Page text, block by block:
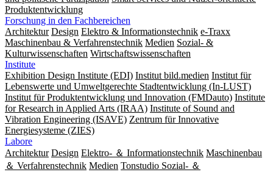
Produktentwicklung
Forschung in den Fachbereichen
Architektur Design Elektro & Informationstechnik e-Traxx
Maschinenbau & Verfahrenstechnik Medien Sozial- &
Kulturwissenschaften Wirtschaftswissenschaften
Institute
Exhibition Design Institute (EDI) Institut bild.medien Institut für
Lebenswerte und Umweltgerechte Stadtentwicklung (In-LUST)
Institut für Produktentwicklung und Innovation (FMDauto) Institute
for Research in Applied Arts (IRAA) Institute of Sound and
Vibration Engineering (ISAVE) Zentrum für Innovative
Energiesysteme (ZIES)
Labore
Architektur Design Elektro- ＆ Informationstechnik Maschinenbau
＆ Verfahrenstechnik Medien Tonstudio Sozial- ＆